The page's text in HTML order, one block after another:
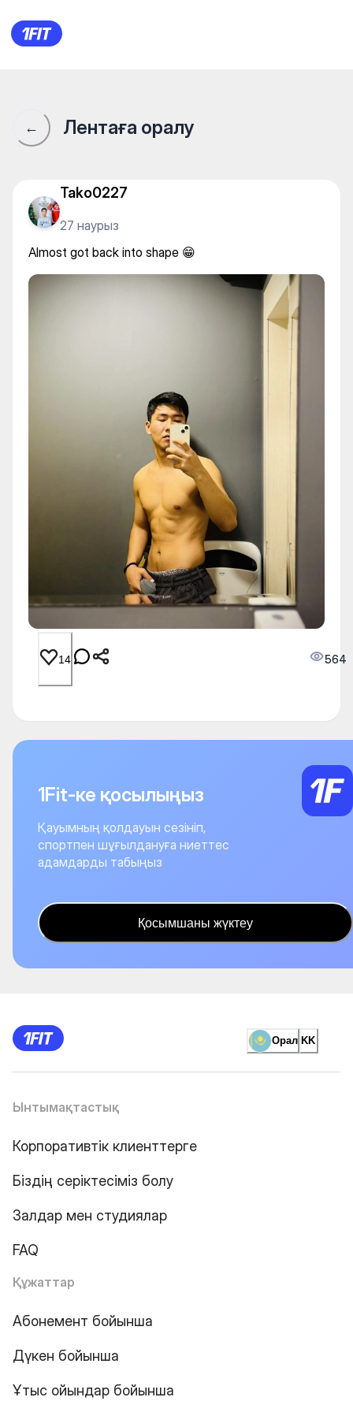
Almost got back into shape 😁
← Лентаға оралу
Tako0227
27 наурыз
Almost got back into shape 😁
14 564
1Fit-ке қосылыңыз
Қауымның қолдауын сезініп,
спортпен шұғылдануға ниеттес
адамдарды табыңыз
Қосымшаны жүктеу
Орал KK
Ынтымақтастық
Корпоративтік клиенттерге
Біздің серіктесіміз болу
Залдар мен студиялар
FAQ
Құжаттар
Абонемент бойынша
Дүкен бойынша
Ұтыс ойындар бойынша